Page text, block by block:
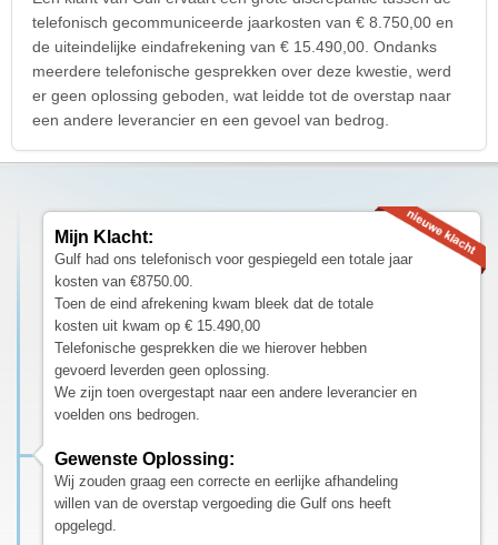
telefonisch gecommuniceerde jaarkosten van € 8.750,00 en
de uiteindelijke eindafrekening van € 15.490,00. Ondanks
meerdere telefonische gesprekken over deze kwestie, werd
er geen oplossing geboden, wat leidde tot de overstap naar
een andere leverancier en een gevoel van bedrog.
Mijn Klacht:
Gulf had ons telefonisch voor gespiegeld een totale jaar
kosten van €8750.00.
Toen de eind afrekening kwam bleek dat de totale
kosten uit kwam op € 15.490,00
Telefonische gesprekken die we hierover hebben
gevoerd leverden geen oplossing.
We zijn toen overgestapt naar een andere leverancier en
voelden ons bedrogen.
Gewenste Oplossing:
Wij zouden graag een correcte en eerlijke afhandeling
willen van de overstap vergoeding die Gulf ons heeft
opgelegd.